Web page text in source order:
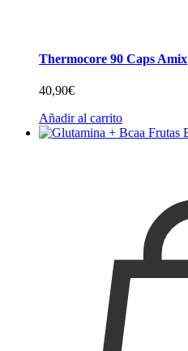
Thermocore 90 Caps Amix
40,90€
Añadir al carrito